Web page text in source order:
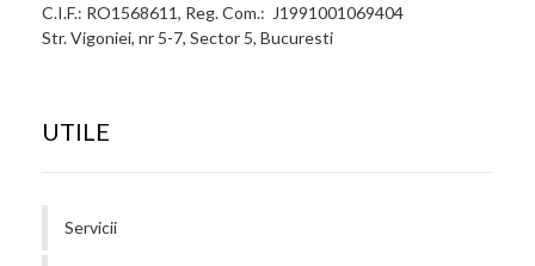
C.I.F.: RO1568611, Reg. Com.: J1991001069404
Str. Vigoniei, nr 5-7, Sector 5, Bucuresti
UTILE
Servicii